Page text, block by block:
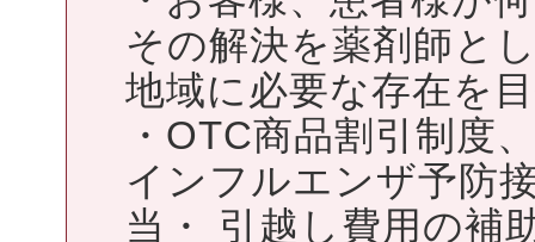
その解決を薬剤師と
地域に必要な存在を
・OTC商品割引制度
インフルエンザ予防
当・ 引越し費用の補